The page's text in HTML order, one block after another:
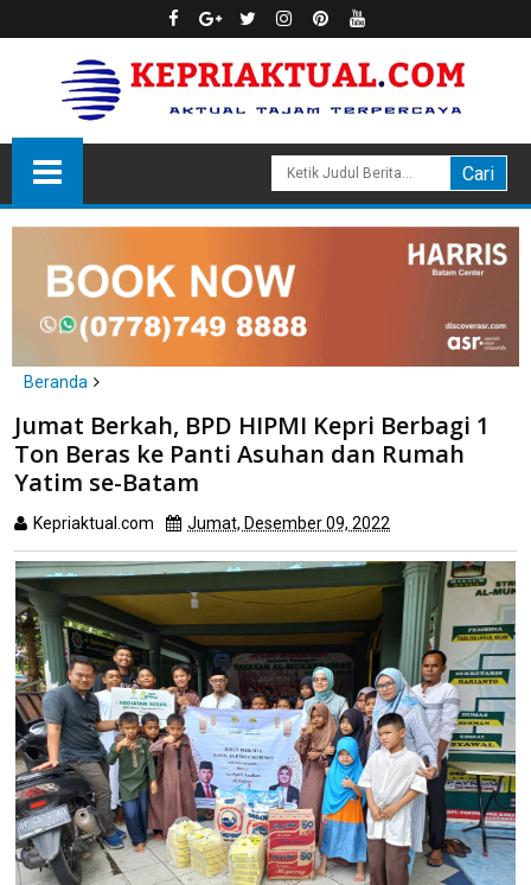
Beranda
Jumat Berkah, BPD HIPMI Kepri Berbagi 1 Ton Beras ke Panti
Asuhan dan Rumah Yatim se-Batam
Jumat Berkah, BPD HIPMI Kepri Berbagi 1
Ton Beras ke Panti Asuhan dan Rumah
Yatim se-Batam
Kepriaktual.com Jumat, Desember 09, 2022